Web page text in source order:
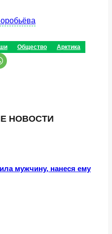
Общество Арктика
НОВОСТИ
мужчину, нанеся ему